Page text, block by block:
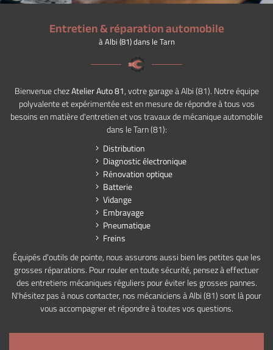
En cochant cette case, vous consentez à recevoir nos propositions commerciales à
l'adresse email indiqué ci-dessus. Vous pouvez vous désinscrire à tout moment en
INSCRIPTION
Entretien & réparation automobile
à Albi (81) dans le Tarn
Bienvenue chezAtelier Auto 81, votre garage à Albi (81). Notre équipe
polyvalente et expérimentée est en mesure de répondre à tous vos
besoins en matière d'entretien et vos travaux de mécanique automobile
dans le Tarn (81):
Distribution
Diagnostic électronique
Rénovation optique
Batterie
Vidange
Embrayage
Pneumatique
Freins
Équipés d'outils de pointe, nous assurons aussi bien les petites que les
grosses réparations. Pour rouler en toute sécurité, pensez à effectuer
des entretiens mécaniques réguliers pour éviter les grosses pannes.
N'hésitez pas à nous contacter, nos mécaniciens à Albi (81) sont là pour
vous accompagner et répondre à toutes vos questions.